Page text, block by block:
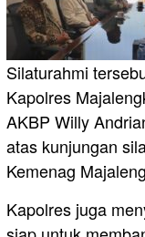
Silaturahmi
Kapolres
AKBP Willy
atas kunjungan
Kemenag
Kapolres juga